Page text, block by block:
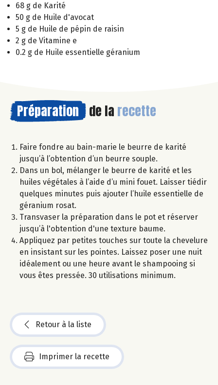
68 g de Karité
50 g de Huile d'avocat
5 g de Huile de pépin de raisin
2 g de Vitamine e
0.2 g de Huile essentielle géranium
Préparation de la recette
Faire fondre au bain-marie le beurre de karité
jusqu’à l’obtention d’un beurre souple.
Dans un bol, mélanger le beurre de karité et les
huiles végétales à l’aide d’u mini fouet. Laisser tiédir
quelques minutes puis ajouter l’huile essentielle de
géranium rosat.
Transvaser la préparation dans le pot et réserver
jusqu’à l'obtention d'une texture baume.
Appliquez par petites touches sur toute la chevelure
en insistant sur les pointes. Laissez poser une nuit
idéalement ou une heure avant le shampooing si
vous êtes pressée. 30 utilisations minimum.
Retour à la liste
Imprimer la recette